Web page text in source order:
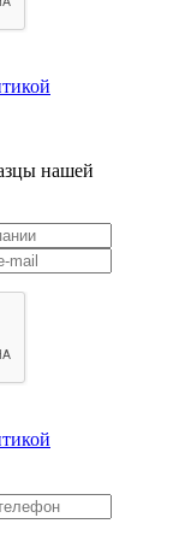
нашей